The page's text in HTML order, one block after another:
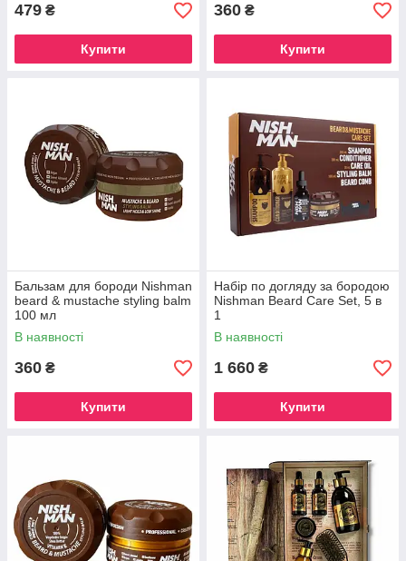
479 ₴
Купити
360 ₴
Купити
Бальзам для бороди Nishman
beard & mustache styling balm
100 мл
В наявності
360 ₴
Купити
Набір по догляду за бородою
Nishman Beard Care Set, 5 в
1
В наявності
1 660 ₴
Купити